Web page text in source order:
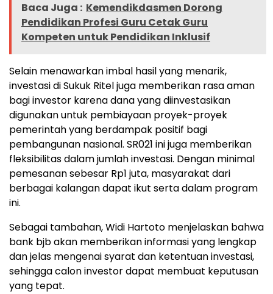
Baca Juga : Kemendikdasmen Dorong
Pendidikan Profesi Guru Cetak Guru
Kompeten untuk Pendidikan Inklusif
Selain menawarkan imbal hasil yang menarik,
investasi di Sukuk Ritel juga memberikan rasa aman
bagi investor karena dana yang diinvestasikan
digunakan untuk pembiayaan proyek-proyek
pemerintah yang berdampak positif bagi
pembangunan nasional. SR021 ini juga memberikan
fleksibilitas dalam jumlah investasi. Dengan minimal
pemesanan sebesar Rp1 juta, masyarakat dari
berbagai kalangan dapat ikut serta dalam program
ini.
Sebagai tambahan, Widi Hartoto menjelaskan bahwa
bank bjb akan memberikan informasi yang lengkap
dan jelas mengenai syarat dan ketentuan investasi,
sehingga calon investor dapat membuat keputusan
yang tepat.